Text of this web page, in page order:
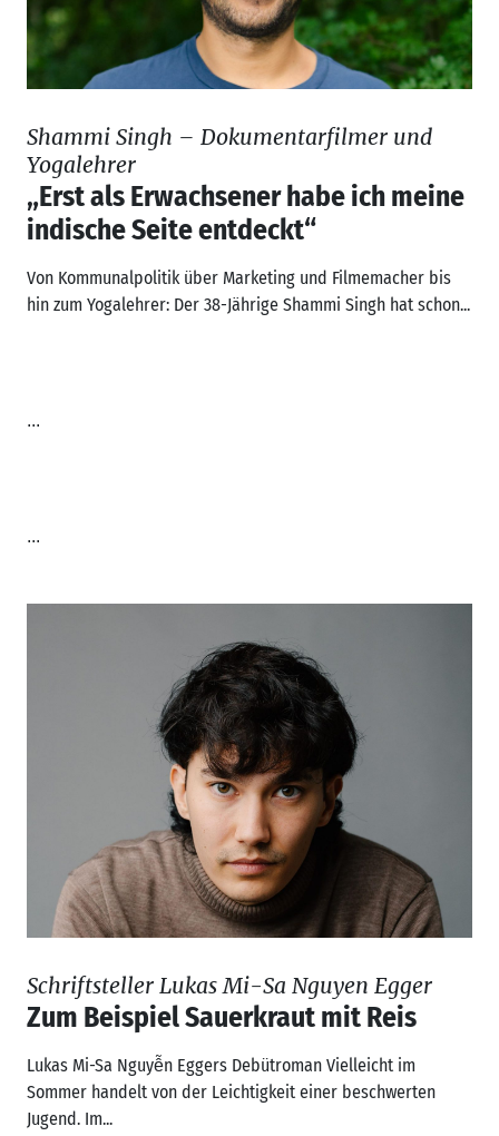
Shammi Singh – Dokumentarfilmer und
Yogalehrer
„Erst als Erwachsener habe ich meine
indische Seite entdeckt“
Von Kommunalpolitik über Marketing und Filmemacher bis
hin zum Yogalehrer: Der 38-Jährige Shammi Singh hat schon...
...
...
Schriftsteller Lukas Mi-Sa Nguyen Egger
Zum Beispiel Sauerkraut mit Reis
Lukas Mi-Sa Nguyễn Eggers Debütroman Vielleicht im
Sommer handelt von der Leichtigkeit einer beschwerten
Jugend. Im...